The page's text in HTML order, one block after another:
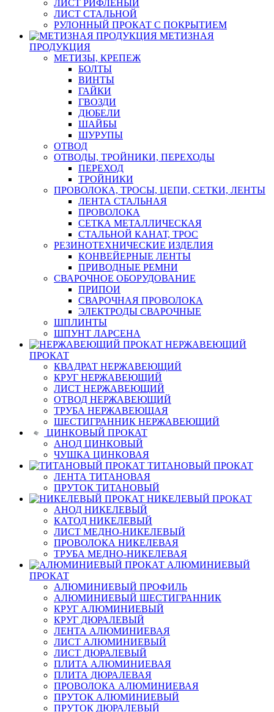
ЛИСТ РИФЛЕНЫЙ
ЛИСТ СТАЛЬНОЙ
РУЛОННЫЙ ПРОКАТ С ПОКРЫТИЕМ
МЕТИЗНАЯ
ПРОДУКЦИЯ
МЕТИЗЫ, КРЕПЕЖ
БОЛТЫ
ВИНТЫ
ГАЙКИ
ГВОЗДИ
ДЮБЕЛИ
ШАЙБЫ
ШУРУПЫ
ОТВОД
ОТВОДЫ, ТРОЙНИКИ, ПЕРЕХОДЫ
ПЕРЕХОД
ТРОЙНИКИ
ПРОВОЛОКА, ТРОСЫ, ЦЕПИ, СЕТКИ, ЛЕНТЫ
ЛЕНТА СТАЛЬНАЯ
ПРОВОЛОКА
СЕТКА МЕТАЛЛИЧЕСКАЯ
СТАЛЬНОЙ КАНАТ, ТРОС
РЕЗИНОТЕХНИЧЕСКИЕ ИЗДЕЛИЯ
КОНВЕЙЕРНЫЕ ЛЕНТЫ
ПРИВОДНЫЕ РЕМНИ
СВАРОЧНОЕ ОБОРУДОВАНИЕ
ПРИПОИ
СВАРОЧНАЯ ПРОВОЛОКА
ЭЛЕКТРОДЫ СВАРОЧНЫЕ
ШПЛИНТЫ
ШПУНТ ЛАРСЕНА
НЕРЖАВЕЮЩИЙ
ПРОКАТ
КВАДРАТ НЕРЖАВЕЮЩИЙ
КРУГ НЕРЖАВЕЮЩИЙ
ЛИСТ НЕРЖАВЕЮЩИЙ
ОТВОД НЕРЖАВЕЮЩИЙ
ТРУБА НЕРЖАВЕЮЩАЯ
ШЕСТИГРАННИК НЕРЖАВЕЮЩИЙ
ЦИНКОВЫЙ ПРОКАТ
АНОД ЦИНКОВЫЙ
ЧУШКА ЦИНКОВАЯ
ТИТАНОВЫЙ ПРОКАТ
ЛЕНТА ТИТАНОВАЯ
ПРУТОК ТИТАНОВЫЙ
НИКЕЛЕВЫЙ ПРОКАТ
АНОД НИКЕЛЕВЫЙ
КАТОД НИКЕЛЕВЫЙ
ЛИСТ МЕДНО-НИКЕЛЕВЫЙ
ПРОВОЛОКА НИКЕЛЕВАЯ
ТРУБА МЕДНО-НИКЕЛЕВАЯ
АЛЮМИНИЕВЫЙ
ПРОКАТ
АЛЮМИНИЕВЫЙ ПРОФИЛЬ
АЛЮМИНИЕВЫЙ ШЕСТИГРАННИК
КРУГ АЛЮМИНИЕВЫЙ
КРУГ ДЮРАЛЕВЫЙ
ЛЕНТА АЛЮМИНИЕВАЯ
ЛИСТ АЛЮМИНИЕВЫЙ
ЛИСТ ДЮРАЛЕВЫЙ
ПЛИТА АЛЮМИНИЕВАЯ
ПЛИТА ДЮРАЛЕВАЯ
ПРОВОЛОКА АЛЮМИНИЕВАЯ
ПРУТОК АЛЮМИНИЕВЫЙ
ПРУТОК ДЮРАЛЕВЫЙ